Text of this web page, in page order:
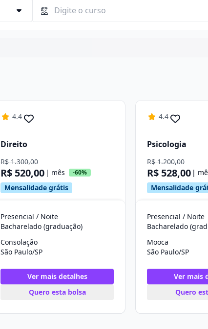
4.4
Direito
R$ 1.300,00
R$ 520,00 | mês -60%
Mensalidade grátis
Presencial / Noite
Bacharelado (graduação)
Consolação
São Paulo/SP
Ver mais detalhes
Quero esta bolsa
4.4
Psicologia
R$ 1.200,00
R$ 528,00 |
Mensalidade
Presencial / Noite
Bacharelado
Mooca
São Paulo/SP
Ver mais
Quero